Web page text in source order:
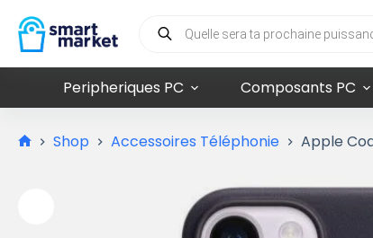
Peripheriques PC Composants PC
Shop Accessoires Téléphonie Apple